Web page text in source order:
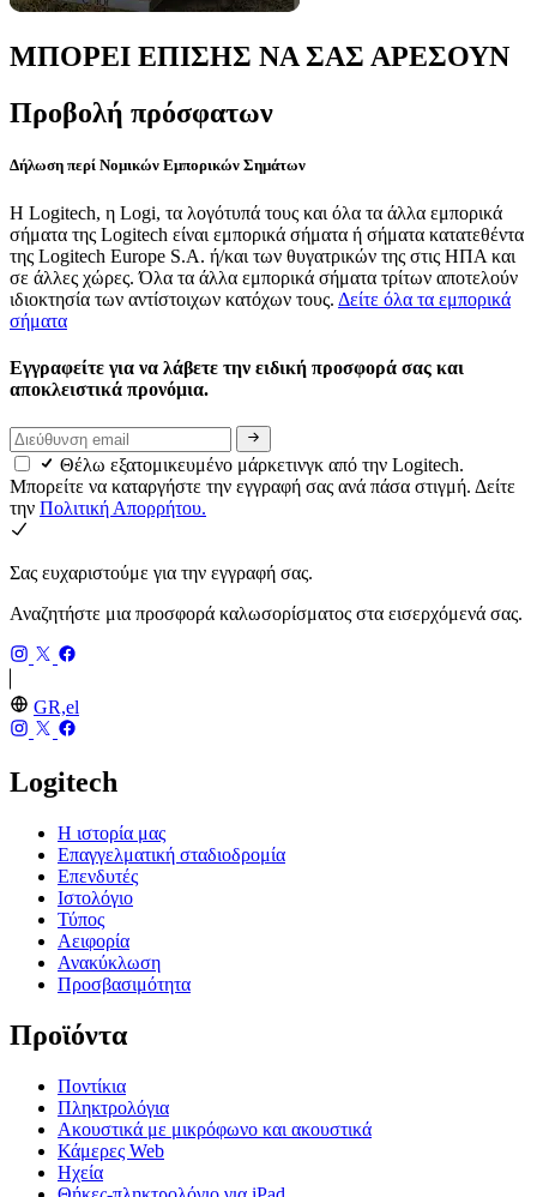
ΜΠΟΡΕΙ ΕΠΙΣΗΣ ΝΑ ΣΑΣ ΑΡΕΣΟΥΝ
Προβολή πρόσφατων
Δήλωση περί Νομικών Εμπορικών Σημάτων
Η Logitech, η Logi, τα λογότυπά τους και όλα τα άλλα εμπορικά
σήματα της Logitech είναι εμπορικά σήματα ή σήματα κατατεθέντα
της Logitech Europe S.A. ή/και των θυγατρικών της στις ΗΠΑ και
σε άλλες χώρες. Όλα τα άλλα εμπορικά σήματα τρίτων αποτελούν
ιδιοκτησία των αντίστοιχων κατόχων τους. Δείτε όλα τα εμπορικά
σήματα
Εγγραφείτε για να λάβετε την ειδική προσφορά σας και
αποκλειστικά προνόμια.
Θέλω εξατομικευμένο μάρκετινγκ από την Logitech.
Μπορείτε να καταργήστε την εγγραφή σας ανά πάσα στιγμή. Δείτε
την Πολιτική Απορρήτου.
Σας ευχαριστούμε για την εγγραφή σας.
Αναζητήστε μια προσφορά καλωσορίσματος στα εισερχόμενά σας.
GR,el
Logitech
Η ιστορία μας
Επαγγελματική σταδιοδρομία
Επενδυτές
Ιστολόγιο
Τύπος
Αειφορία
Ανακύκλωση
Προσβασιμότητα
Προϊόντα
Ποντίκια
Πληκτρολόγια
Ακουστικά με μικρόφωνο και ακουστικά
Κάμερες Web
Ηχεία